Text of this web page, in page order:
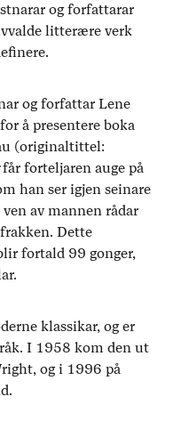
og forfattarar
litterære verk
og forfattar Lene
å presentere boka
(originaltittel:
får forteljaren auge på
han ser igjen seinare
av mannen rådar
Dette
fortald 99 gonger,
klassikar, og er
I 1958 kom den ut
og i 1996 på